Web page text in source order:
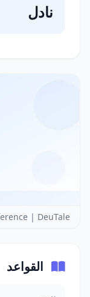
نادل
| DeuTale
القواعد